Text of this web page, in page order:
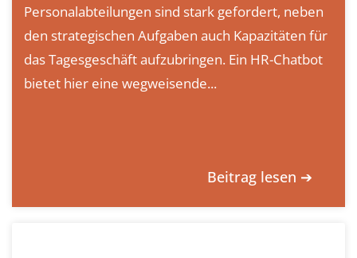
Personalabteilungen sind stark gefordert, neben
den strategischen Aufgaben auch Kapazitäten für
das Tagesgeschäft aufzubringen. Ein HR-Chatbot
bietet hier eine wegweisende...
Beitrag lesen ➔